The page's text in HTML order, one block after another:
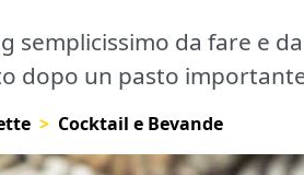
semplicissimo da fare e
dopo un pasto
Cocktail e Bevande